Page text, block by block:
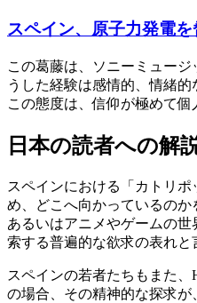
スペイン、原子力発電
この葛藤は、ソニーミュー
うした経験は感情的、情緒
この態度は、信仰が極めて
日本の読者への解
スペインにおける「カトリ
め、どこへ向かっているの
あるいはアニメやゲームの
索する普遍的な欲求の表れと
スペインの若者たちもまた
の場合、その精神的な探求